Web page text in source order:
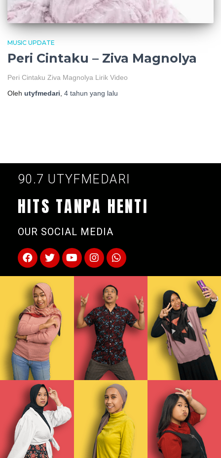
MUSIC UPDATE
Peri Cintaku – Ziva Magnolya
Peri Cintaku Ziva Magnolya Lirik Video
Oleh utyfmedari, 4 tahun yang lalu
90.7 UTYFMEDARI
HITS TANPA HENTI
OUR SOCIAL MEDIA